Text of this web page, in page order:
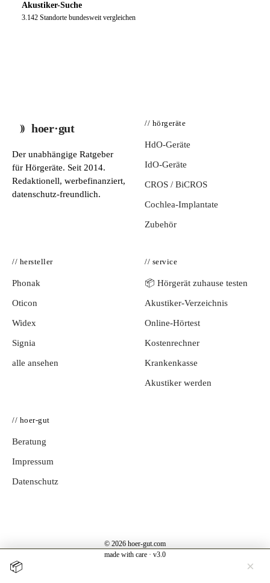
Akustiker-Suche
3.142 Standorte bundesweit vergleichen
hoer·gut
Der unabhängige Ratgeber
für Hörgeräte. Seit 2014.
Redaktionell, werbefinanziert,
datenschutz-freundlich.
// hörgeräte
HdO-Geräte
IdO-Geräte
CROS / BiCROS
Cochlea-Implantate
Zubehör
// hersteller
Phonak
Oticon
Widex
Signia
alle ansehen
// service
📦 Hörgerät zuhause testen
Akustiker-Verzeichnis
Online-Hörtest
Kostenrechner
Krankenkasse
Akustiker werden
// hoer-gut
Beratung
Impressum
Datenschutz
© 2026 hoer-gut.com
made with care · v3.0
📦 ×